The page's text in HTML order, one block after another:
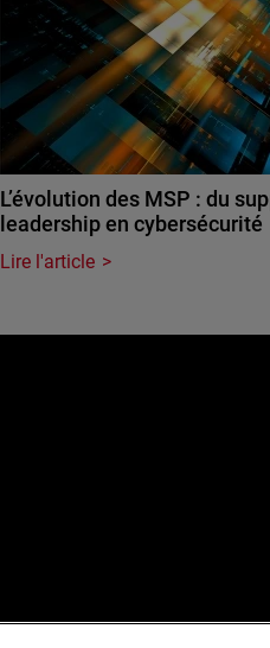
L’évolution des MSP : du
leadership en cybersécurité
Lire l'article